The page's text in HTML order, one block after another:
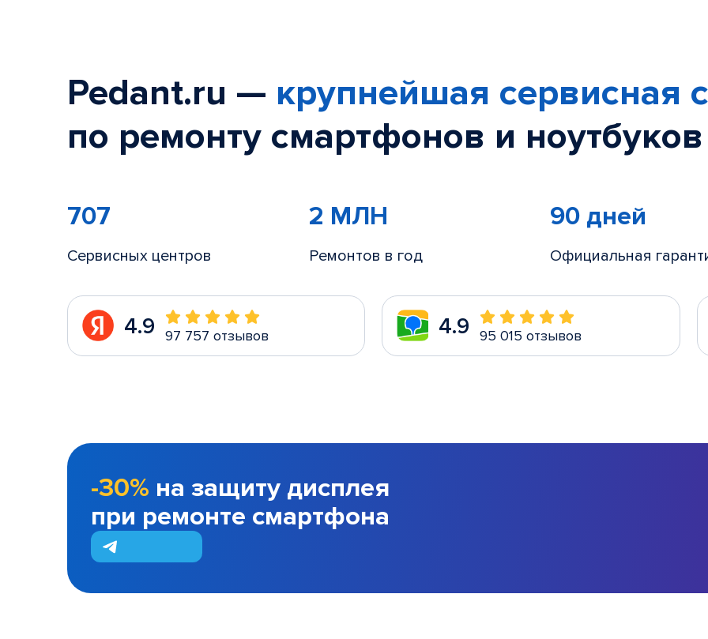
Pedant.ru — крупнейшая сервисная
по ремонту смартфонов и
707
Сервисных центров
2 МЛН
Ремонтов в год
90 дней
Официальная
4.9 97 757 отзывов 4.9 95 015 отзывов
-30% на защиту дисплея
при ремонте смартфона